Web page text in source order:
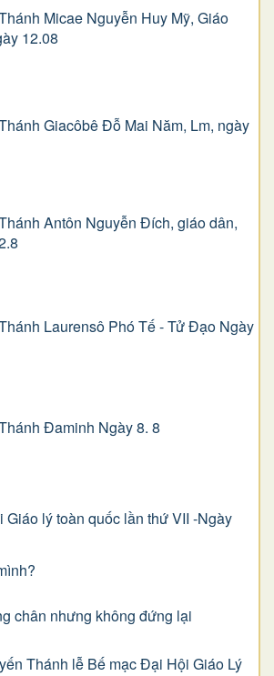
Micae Nguyễn Huy Mỹ, Giáo
12.08
Giacôbê Ðỗ Mai Năm, Lm, ngày
Antôn Nguyễn Ðích, giáo dân,
Laurensô Phó Tế - Tử Đạo Ngày
Đaminh Ngày 8. 8
lý toàn quốc lần thứ VII -Ngày
chân nhưng không đứng lại
Thánh lễ Bế mạc Đại Hội Giáo Lý